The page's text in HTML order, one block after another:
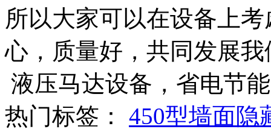
所以大家可以在设备上
心，质量好，共同发展
液压马达设备，省电节
热门标签： 450型墙面隐